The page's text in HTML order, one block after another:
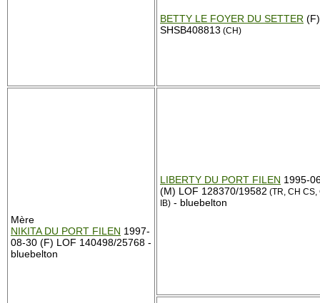
BETTY LE FOYER DU SETTER (F)
SHSB408813 (CH)
Mère
NIKITA DU PORT FILEN 1997-
08-30 (F) LOF 140498/25768 -
bluebelton
LIBERTY DU PORT FILEN 1995-
(M) LOF 128370/19582 (TR, CH CS,
IB) - bluebelton